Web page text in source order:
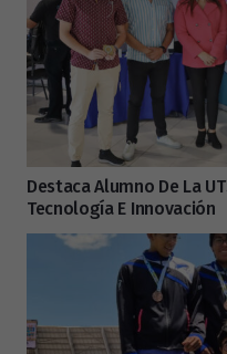
Destaca Alumno De La
Tecnología E Innovación